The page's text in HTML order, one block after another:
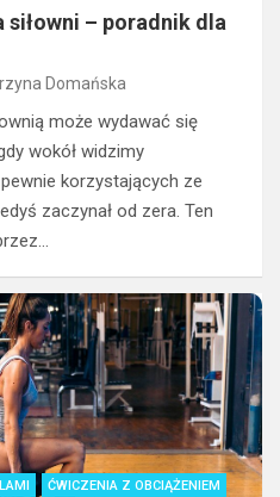
– poradnik dla
Domańska
może wydawać się
wokół widzimy
korzystających ze
zaczynał od zera. Ten
ĆWICZENIA Z OBCIĄŻENIEM